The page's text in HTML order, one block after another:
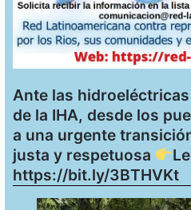
Ante las
de la IHA, desde los
a una urgente
justa y respetuosa
https://bit.ly/3BTHVKt